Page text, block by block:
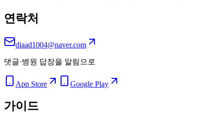
연락처
diaad1004@naver.com
댓글·병원 답장을 알림으로
App Store Google Play
가이드